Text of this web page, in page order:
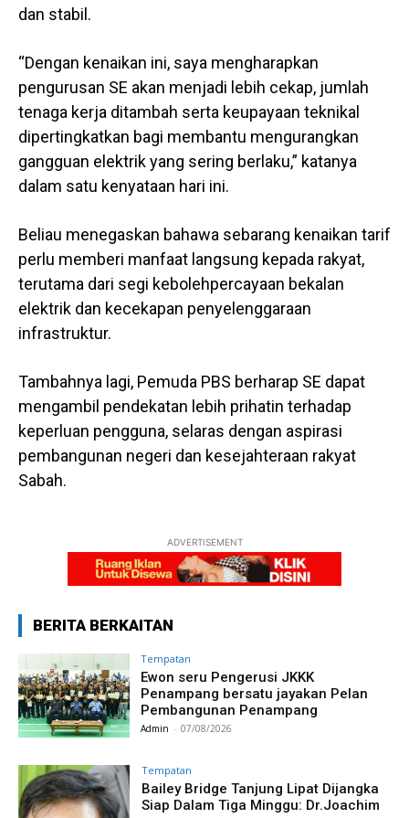
dan stabil.
“Dengan kenaikan ini, saya mengharapkan
pengurusan SE akan menjadi lebih cekap, jumlah
tenaga kerja ditambah serta keupayaan teknikal
dipertingkatkan bagi membantu mengurangkan
gangguan elektrik yang sering berlaku,” katanya
dalam satu kenyataan hari ini.
Beliau menegaskan bahawa sebarang kenaikan tarif
perlu memberi manfaat langsung kepada rakyat,
terutama dari segi kebolehpercayaan bekalan
elektrik dan kecekapan penyelenggaraan
infrastruktur.
Tambahnya lagi, Pemuda PBS berharap SE dapat
mengambil pendekatan lebih prihatin terhadap
keperluan pengguna, selaras dengan aspirasi
pembangunan negeri dan kesejahteraan rakyat
Sabah.
ADVERTISEMENT
BERITA BERKAITAN
Tempatan
Ewon seru Pengerusi JKKK
Penampang bersatu jayakan Pelan
Pembangunan Penampang
Admin - 07/08/2026
Tempatan
Bailey Bridge Tanjung Lipat Dijangka
Siap Dalam Tiga Minggu: Dr.Joachim